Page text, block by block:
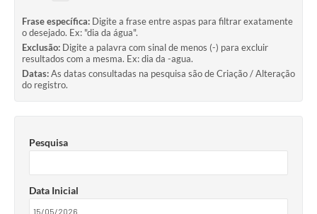
Frase específica: Digite a frase entre aspas para filtrar exatamente
o desejado. Ex: "dia da água".
Exclusão: Digite a palavra com sinal de menos (-) para excluir
resultados com a mesma. Ex: dia da -agua.
Datas:As datas consultadas na pesquisa são de Criação / Alteração
do registro.
Pesquisa
Data Inicial